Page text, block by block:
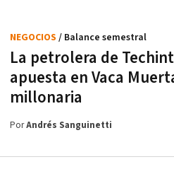
La petrolera de
apuesta en Vaca
millonaria
NEGOCIOS / Balance semestral
PorAndrés Sanguinetti